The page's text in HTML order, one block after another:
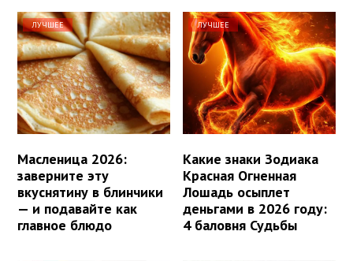
ЛУЧШЕЕ
Масленица 2026:
заверните эту
вкуснятину в блинчики
— и подавайте как
главное блюдо
ЛУЧШЕЕ
Какие знаки Зодиака
Красная Огненная
Лошадь осыплет
деньгами в 2026 году:
4 баловня Судьбы